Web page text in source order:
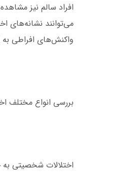
افراد سالم نیز
می‌توانند نشانه‌های
واکنش‌های افراطی به
بررسی انواع مختلف
اختلالات شخصیتی